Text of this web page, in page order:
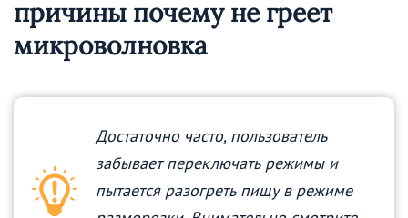
причины почему не греет
микроволновка
Достаточно часто, пользователь
забывает переключать режимы и
пытается разогреть пищу в режиме